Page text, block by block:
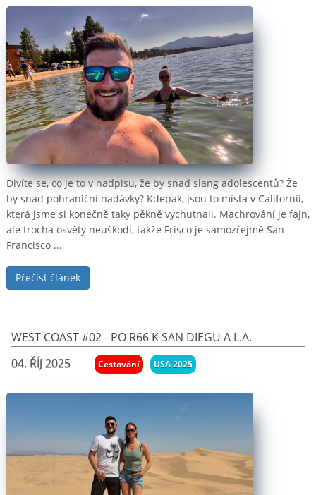
Divíte se, co je to v nadpisu, že by snad slang adolescentů? Že
by snad pohraniční nadávky? Kdepak, jsou to místa v Californii,
která jsme si konečně taky pěkně vychutnali. Machrování je fajn,
ale trocha osvěty neuškodí, takže Frisco je samozřejmě San
Francisco ...
Přečíst článek
West Coast #02 - Po R66 k San Diegu a L.A.
04. ŘÍJ 2025 Cestování USA 2025